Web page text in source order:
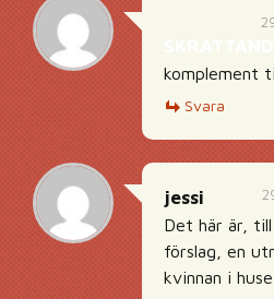
komplement
Svara
jessi
Det här är,
förslag, en
kvinnan i